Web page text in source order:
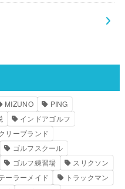
MIZUNO
PING
インドアゴルフ
リーブランド
ゴルフスクール
ゴルフ練習場
スリクソン
ーラーメイド
トラックマン